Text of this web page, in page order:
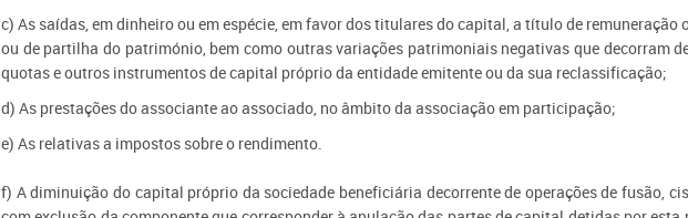
c) As saídas, em dinheiro ou em espécie, em favor dos titulares do capital, a título de remuneração
ou de partilha do património, bem como outras variações patrimoniais negativas que decorram
quotas e outros instrumentos de capital próprio da entidade emitente ou da sua reclassificação;
d) As prestações do associante ao associado, no âmbito da associação em participação;
e) As relativas a impostos sobre o rendimento.
f) A diminuição do capital próprio da sociedade beneficiária decorrente de operações de fusão,